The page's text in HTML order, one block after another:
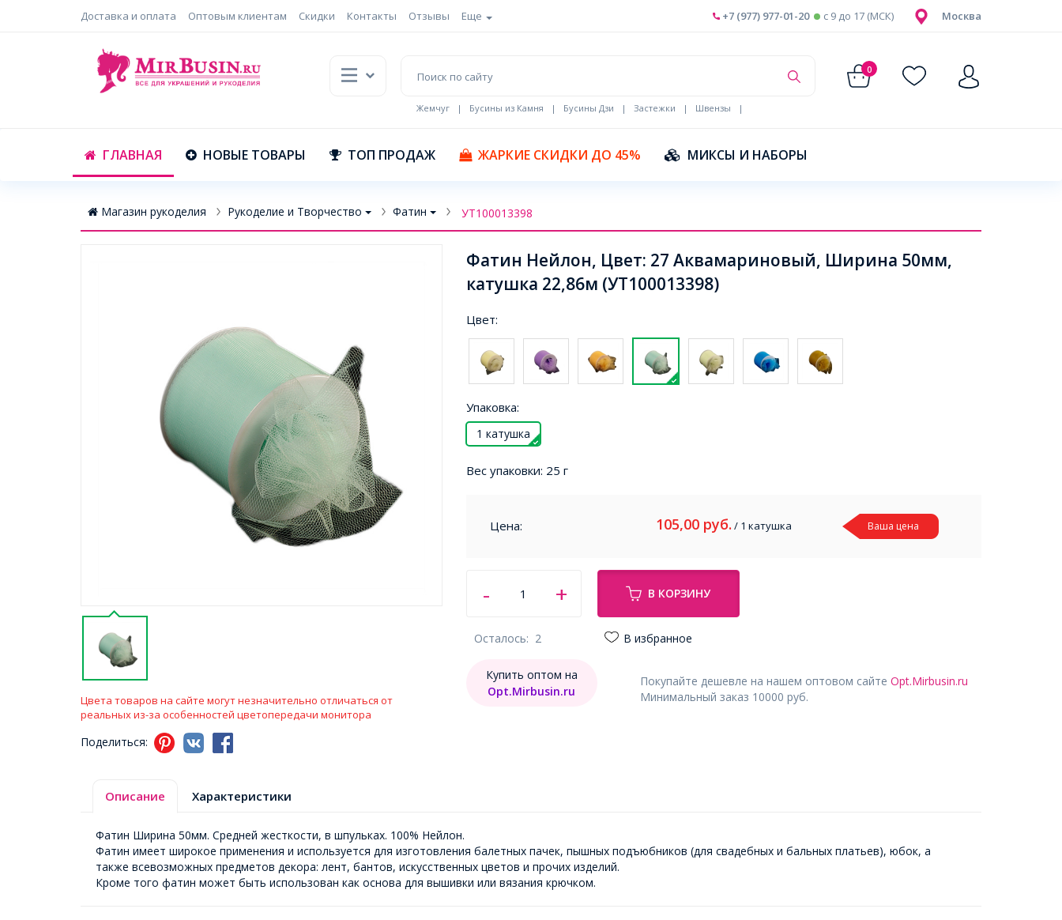
Доставка и оплата Оптовым клиентам Скидки Контакты Отзывы Еще Москва
+7 (977) 977-01-20 c 9 до 17 (МСК)
0
Жемчуг | Бусины из Камня | Бусины Дзи | Застежки | Швензы
|
ГЛАВНАЯ НОВЫЕ ТОВАРЫ ТОП ПРОДАЖ ЖАРКИЕ СКИДКИ ДО 45% МИКСЫ И НАБОРЫ
Магазин рукоделия Рукоделие и Творчество Фатин УТ100013398
Цвета товаров на сайте могут незначительно отличаться от
реальных из-за особенностей цветопередачи монитора
Поделиться:
Фатин Нейлон, Цвет: 27 Аквамариновый, Ширина 50мм,
катушка 22,86м (УТ100013398)
Цвет:
Упаковка:
1 катушка
Вес упаковки: 25 г
Цена: 105,00 руб. / 1 катушка Ваша цена
В КОРЗИНУ
Осталось: 2 В избранное
Покупайте дешевле на нашем оптовом сайте Opt.Mirbusin.ru
Минимальный заказ 10000 руб.
Купить оптом на
Opt.Mirbusin.ru
Описание Характеристики
Фатин Ширина 50мм. Средней жесткости, в шпульках. 100% Нейлон.
Фатин имеет широкое применения и используется для изготовления балетных пачек, пышных подъюбников (для свадебных и бальных платьев), юбок, а
также всевозможных предметов декора: лент, бантов, искусственных цветов и прочих изделий.
Кроме того фатин может быть использован как основа для вышивки или вязания крючком.